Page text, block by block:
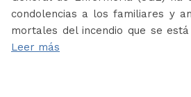
condolencias a los familiares y
mortales del incendio que se
Leer más